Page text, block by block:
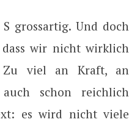
grossartig. Und doch
wir nicht wirklich
Zu viel an Kraft, an
schon reichlich
es wird nicht viele